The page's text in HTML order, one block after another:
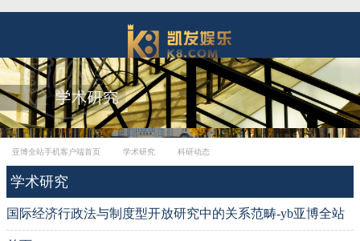
亚博全站手机客户端首页 学术研究 科研动态
学术研究
国际经济行政法与制度型开放研究中的关系范畴-yb亚博全站